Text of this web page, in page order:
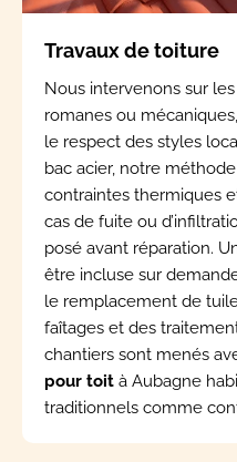
Travaux de toiture
Nous intervenons sur
romanes ou
le respect des styles
bac acier, notre
contraintes thermiques
cas de fuite ou
posé avant réparation.
être incluse sur
le remplacement de
faîtages et des
chantiers sont menés
pour toit à Aubagne
traditionnels comme